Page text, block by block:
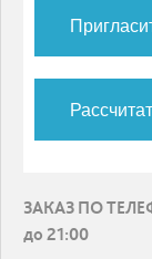
ЗАКАЗ ПО
до 21:00